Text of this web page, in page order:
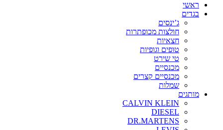
ראשי
בגדים
ג’ינסים
חולצות מכופתרות
חצאיות
טופים וגופיות
טי שירט
מכנסיים
מכנסיים קצרים
שמלות
מותגים
CALVIN KLEIN
DIESEL
DR.MARTENS